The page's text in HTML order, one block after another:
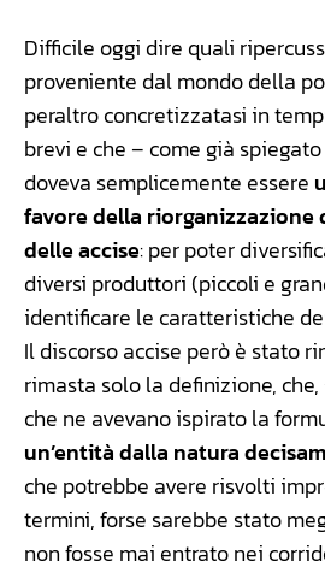
Difficile oggi dire quali
proveniente dal mondo della
peraltro concretizzatasi in
brevi e che – come già
doveva semplicemente essere
favore della riorganizzazione
delle accise: per poter
diversi produttori (piccoli e
identificare le caratteristiche
Il discorso accise però è stato
rimasta solo la definizione,
che ne avevano ispirato la
un’entità dalla natura
che potrebbe avere risvolti
termini, forse sarebbe stato
non fosse mai entrato nei